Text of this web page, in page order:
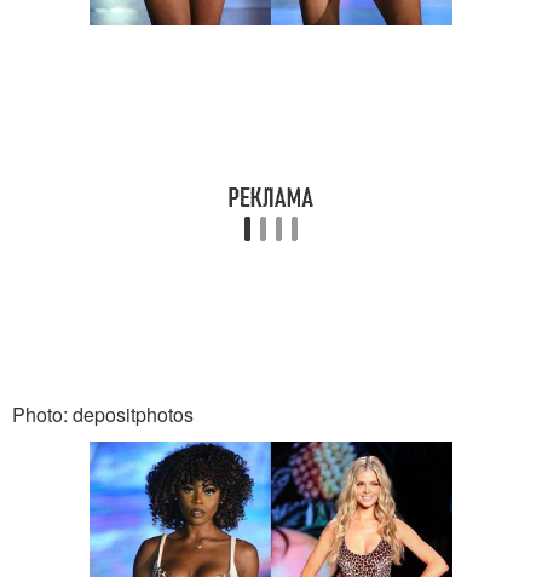
Photo: depositphotos